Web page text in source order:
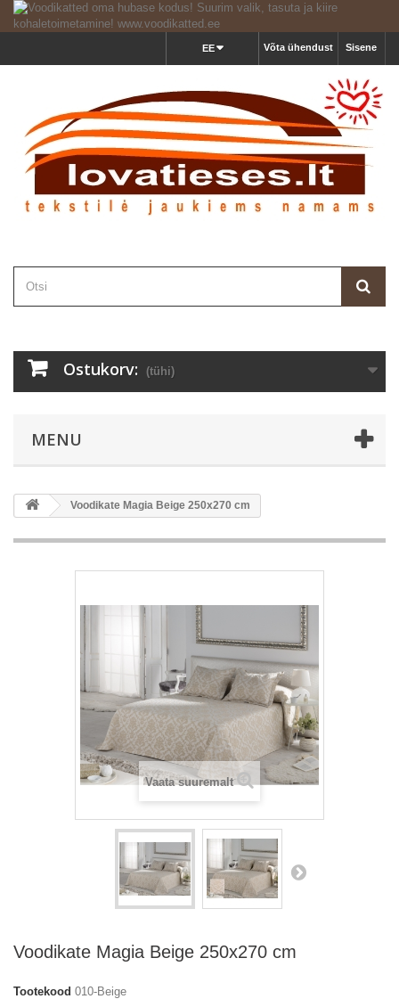
Sisene
Võta ühendust
EE
Ostukorv: (tühi)
MENU
Voodikate Magia Beige 250x270 cm
Vaata suuremalt
Voodikate Magia Beige 250x270 cm
Tootekood 010-Beige